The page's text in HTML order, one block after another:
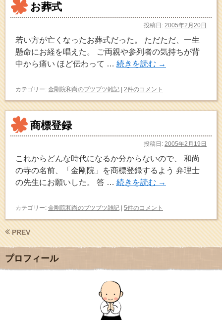
お葬式
投稿日: 2005年2月20日
若い方が亡くなったお葬式だった。 ただただ、一生
懸命にお経を唱えた。 ご両親や参列者の気持ちが背
中から痛い ほど伝わって … 続きを読む →
カテゴリー: 金剛院和尚のブツブツ雑記 | 2件のコメント
商標登録
投稿日: 2005年2月19日
これからどんな時代になるか分からないので、 和尚
の寺の名前、「金剛院」を商標登録するよう 弁理士
の先生にお願いした。 答 … 続きを読む →
カテゴリー: 金剛院和尚のブツブツ雑記 | 5件のコメント
PREV
プロフィール